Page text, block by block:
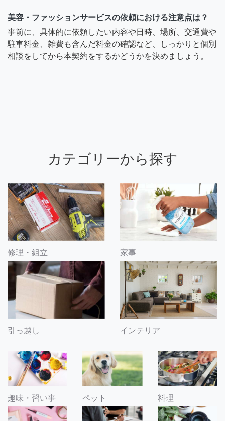
美容・ファッションサービスの依頼における注意点は？
事前に、具体的に依頼したい内容や日時、場所、交通費や
駐車料金、雑費も含んだ料金の確認など、しっかりと個別
相談をしてから本契約をするかどうかを決めましょう。
カテゴリーから探す
修理・組立 家事
引っ越し インテリア
趣味・習い事 ペット 料理